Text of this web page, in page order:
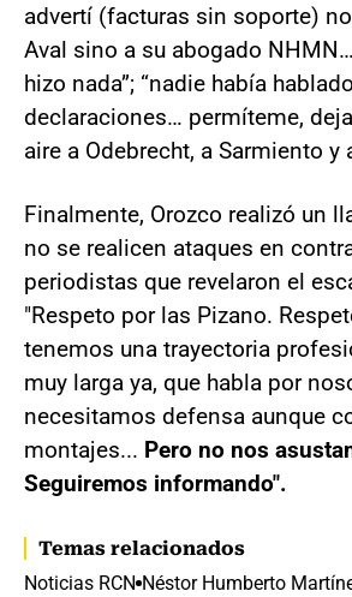
advertí (facturas sin soporte)
Aval sino a su abogado
hizo nada”; “nadie había
declaraciones… permíteme,
aire a Odebrecht, a Sarmiento y
Finalmente, Orozco realizó un
no se realicen ataques en
periodistas que revelaron el
"Respeto por las Pizano.
tenemos una trayectoria
muy larga ya, que habla por
necesitamos defensa aunque
montajes... Pero no nos
Seguiremos informando".
Temas relacionados
Noticias RCN Néstor Humberto